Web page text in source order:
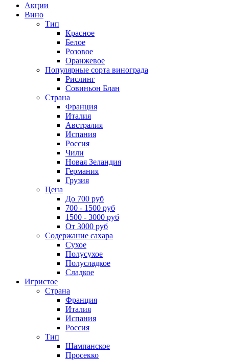
Акции
Вино
Тип
Красное
Белое
Розовое
Оранжевое
Популярные сорта винограда
Рислинг
Совиньон Блан
Страна
Франция
Италия
Австралия
Испания
Россия
Чили
Новая Зеландия
Германия
Грузия
Цена
До 700 руб
700 - 1500 руб
1500 - 3000 руб
От 3000 руб
Содержание сахара
Сухое
Полусухое
Полусладкое
Сладкое
Игристое
Страна
Франция
Италия
Испания
Россия
Тип
Шампанское
Просекко